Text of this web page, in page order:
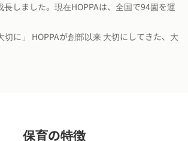
長しました。現在HOPPAは、全国で94園を運
切に」 HOPPAが創部以来 大切にしてきた、大
保育の特徴